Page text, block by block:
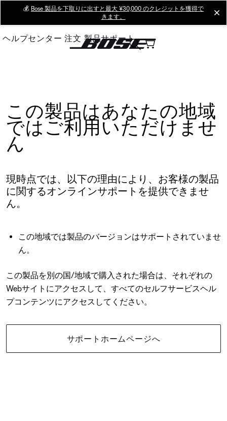
Main
💰 Bose 製品を下取りに出すと最大 ¥30,000 のクレジットを獲得で
きます。
ヘルプセンター 注文 製品サポート
この製品はあなたの地域
ではご利用いただけませ
ん
現時点では、以下の理由により、お客様の製品
に関するオンラインサポートを提供できませ
ん。
この地域では製品のバージョンはサポートされていませ
ん。
この製品を別の国/地域で購入された場合は、それぞれの
Webサイトにアクセスして、すべてのセルフサービスヘル
プコンテンツにアクセスしてください。
サポートホームページへ